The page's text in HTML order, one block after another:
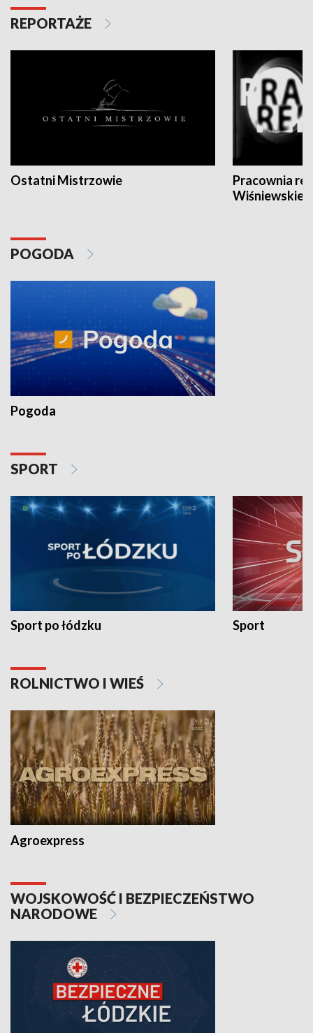
REPORTAŻE
Ostatni Mistrzowie
Pracownia
POGODA
Pogoda
SPORT
Sport po łódzku Sport
ROLNICTWO I WIEŚ
Agroexpress
WOJSKOWOŚĆ I BEZPIECZEŃSTWO
NARODOWE